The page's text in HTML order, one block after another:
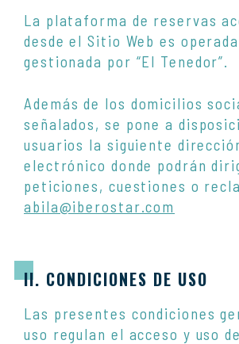
La plataforma de reservas
desde el Sitio Web es
gestionada por “El Tenedor”.
Además de los domicilios
señalados, se pone a
usuarios la siguiente
electrónico donde podrán
peticiones, cuestiones o
abila@iberostar.com
II. CONDICIONES DE USO
Las presentes condiciones
uso regulan el acceso y uso